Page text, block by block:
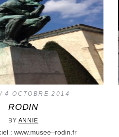
4 OCTOBRE 2014
RODIN
BY ANNIE
: www.musee–rodin.fr